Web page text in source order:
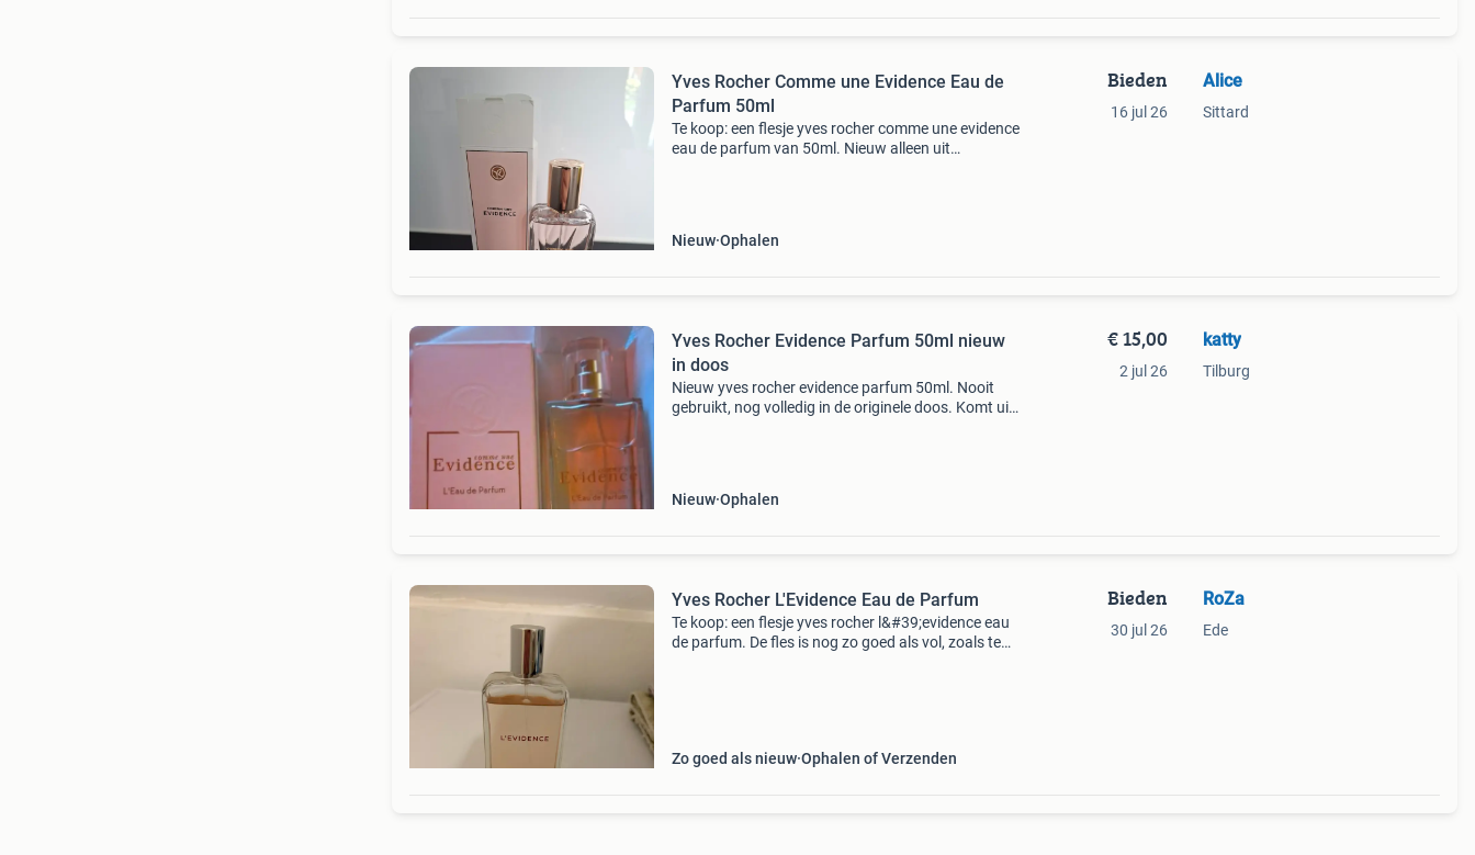
Yves Rocher Comme une Evidence Eau de
Parfum 50ml
Te koop: een flesje yves rocher comme une evidence
eau de parfum van 50ml. Nieuw alleen uit
Nieuw Ophalen
Bieden
16 jul 26
Alice
Sittard
Yves Rocher Evidence Parfum 50ml nieuw
in doos
Nieuw yves rocher evidence parfum 50ml. Nooit
gebruikt, nog volledig in de originele doos. Komt uit
Nieuw Ophalen
€ 15,00
2 jul 26
katty
Tilburg
Yves Rocher L'Evidence Eau de Parfum
Te koop: een flesje yves rocher l&#39;evidence eau
de parfum. De fles is nog zo goed als vol, zoals te
Zo goed als nieuw Ophalen of Verzenden
Bieden
30 jul 26
RoZa
Ede